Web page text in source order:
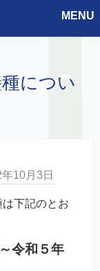
MENU
につい
10月3日
下記のとお
令和５年